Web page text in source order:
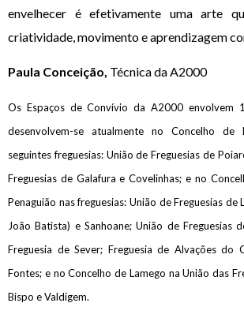
envelhecer é efetivamente uma arte
criatividade, movimento e aprendizagem
Paula Conceição, Técnica da A2000
Os Espaços de Convívio da A2000 envolvem
desenvolvem-se atualmente no Concelho de
seguintes freguesias: União de Freguesias de
Freguesias de Galafura e Covelinhas; e no
Penaguião nas freguesias: União de Freguesias de
João Batista) e Sanhoane; União de Freguesias
Freguesia de Sever; Freguesia de Alvações do
Fontes; e no Concelho de Lamego na União das
Bispo e Valdigem.